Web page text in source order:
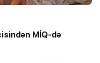
MİQ-də